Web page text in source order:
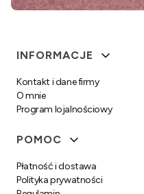
Linki w stopce
INFORMACJE
Kontakt i dane firmy
O mnie
Program lojalnościowy
POMOC
Płatność i dostawa
Polityka prywatności